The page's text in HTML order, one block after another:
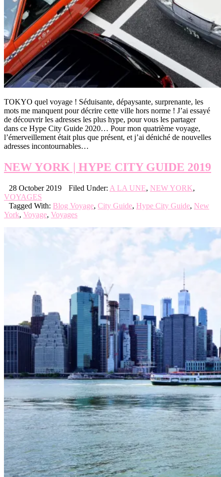
TOKYO quel voyage ! Séduisante, dépaysante, surprenante, les
mots me manquent pour décrire cette ville hors norme ! J’ai essayé
de découvrir les adresses les plus hype, pour vous les partager
dans ce Hype City Guide 2020… Pour mon quatrième voyage,
l’émerveillement était plus que présent, et j’ai déniché de nouvelles
adresses incontournables…
NEW YORK | HYPE CITY GUIDE 2019
28 October 2019 Filed Under: A LA UNE, NEW YORK,
VOYAGES
Tagged With: Blog Voyage, City Guide, Hype City Guide, New
York, Voyage, Voyages